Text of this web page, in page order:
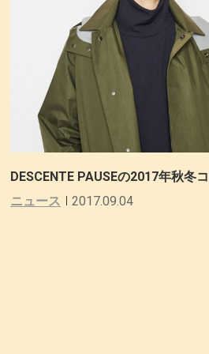
DESCENTE PAUSEの2017年秋冬
ニュース
2017.09.04